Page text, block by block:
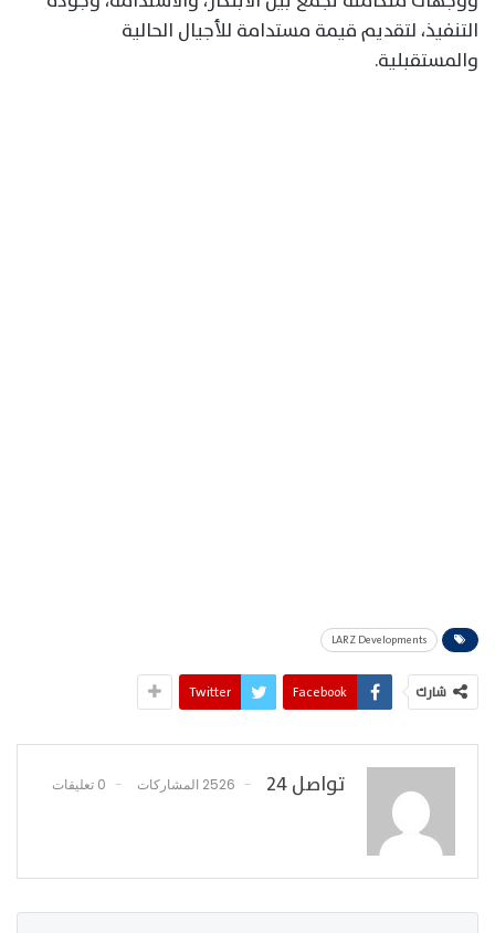
التنفيذ، لتقديم قيمة مستدامة للأجيال الحالية
والمستقبلية.
LARZ Developments
شارك Facebook
Twitter
تواصل 24 2526 المشاركات 0 تعليقات